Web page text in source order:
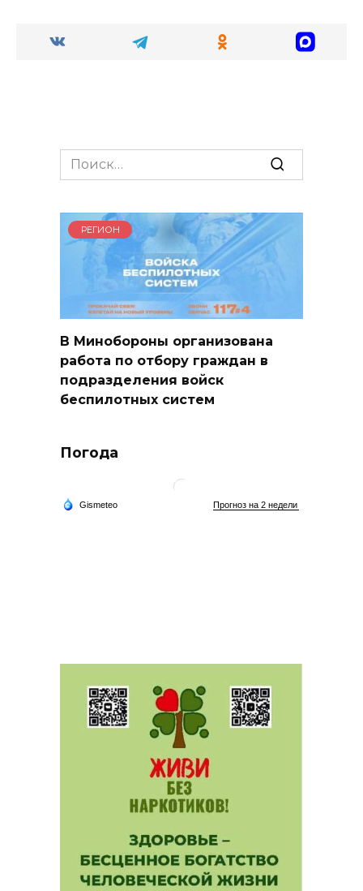
Search
for:
РЕГИОН
В Минобороны организована
работа по отбору граждан в
подразделения войск
беспилотных систем
Погода